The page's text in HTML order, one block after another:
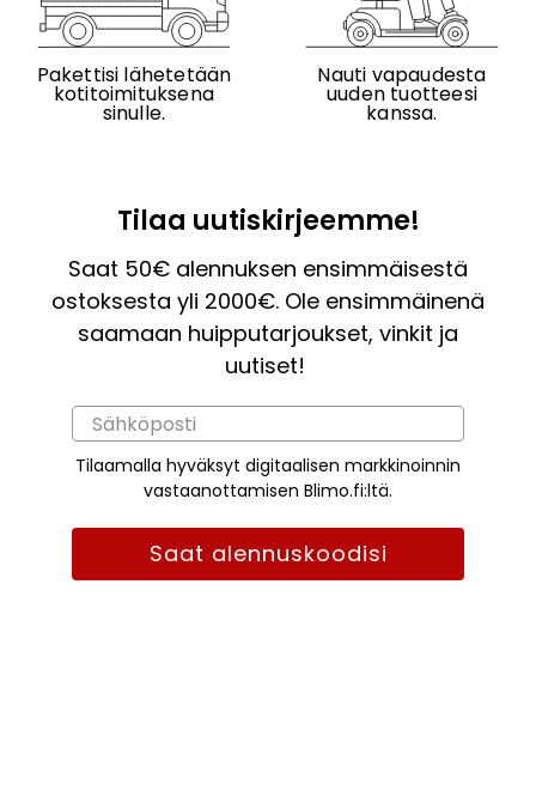
Pakettisi lähetetään
kotitoimituksena
sinulle.
Nauti vapaudesta
uuden tuotteesi
kanssa.
Tilaa uutiskirjeemme!
Saat 50€ alennuksen ensimmäisestä
ostoksesta yli 2000€. Ole ensimmäinenä
saamaan huipputarjoukset, vinkit ja
uutiset!
Tilaamalla hyväksyt digitaalisen markkinoinnin
vastaanottamisen Blimo.fi:ltä.
Saat alennuskoodisi